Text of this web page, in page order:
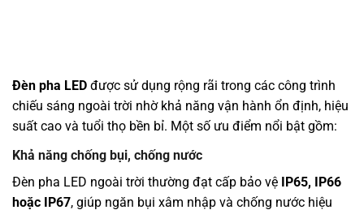
Đèn pha LED được sử dụng rộng rãi trong các công trình
chiếu sáng ngoài trời nhờ khả năng vận hành ổn định, hiệu
suất cao và tuổi thọ bền bỉ. Một số ưu điểm nổi bật gồm:
Khả năng chống bụi, chống nước
Đèn pha LED ngoài trời thường đạt cấp bảo vệ
IP65, IP66
hoặc IP67, giúp ngăn bụi xâm nhập và chống nước hiệu